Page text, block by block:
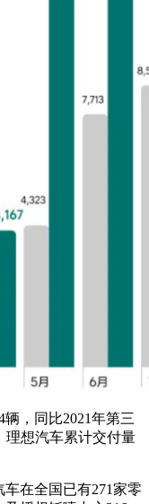
，同比2021年第三
理想汽车累计交付量
车在全国已有271家零